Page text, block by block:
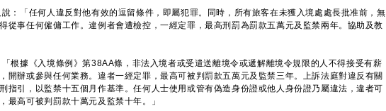
「任何人違反對他有效的逗留條件，即屬犯罪。同時，所有旅客在未獲入境處處長批准前，無
從事任何僱傭工作。違例者會遭檢控，一經定罪，最高刑罰為罰款五萬元及監禁兩年。協助及教
據《入境條例》第38AA條，非法入境者或受遣送離境令或遞解離境令規限的人不得接受有薪
開辦或參與任何業務。違者一經定罪，最高可被判罰款五萬元及監禁三年。上訴法庭對違反有關
指引，以監禁十五個月作基準。任何人士使用或管有偽造身份證或他人身份證乃屬違法，違者可
最高可被判罰款十萬元及監禁十年。」